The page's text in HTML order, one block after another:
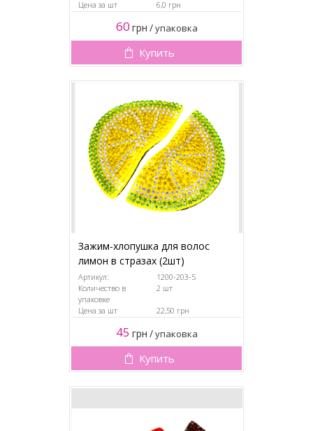
Цена за шт 6,0 грн
60 грн /упаковка
Купить
Зажим-хлопушка для волос
лимон в стразах (2шт)
Артикул:
1200-203-5
Количество в
упаковке
2 шт
Цена за шт 22,50 грн
45 грн /упаковка
Купить